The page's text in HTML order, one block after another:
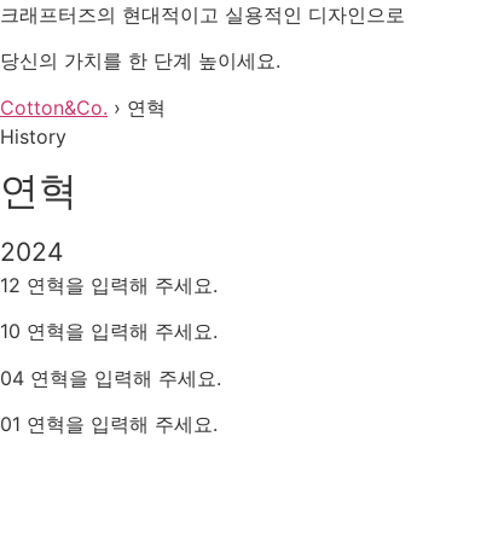
크래프터즈의 현대적이고 실용적인 디자인으로
당신의 가치를 한 단계 높이세요.
Cotton&Co. › 연혁
History
연혁
2024
12 연혁을 입력해 주세요.
10 연혁을 입력해 주세요.
04 연혁을 입력해 주세요.
01 연혁을 입력해 주세요.